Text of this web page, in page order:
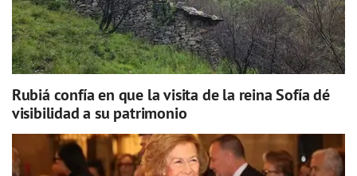
Rubiá confía en que la visita de la reina Sofía dé
visibilidad a su patrimonio